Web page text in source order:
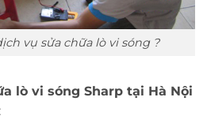
vụ sửa chữa lò vi sóng ?
lò vi sóng Sharp tại Hà Nội